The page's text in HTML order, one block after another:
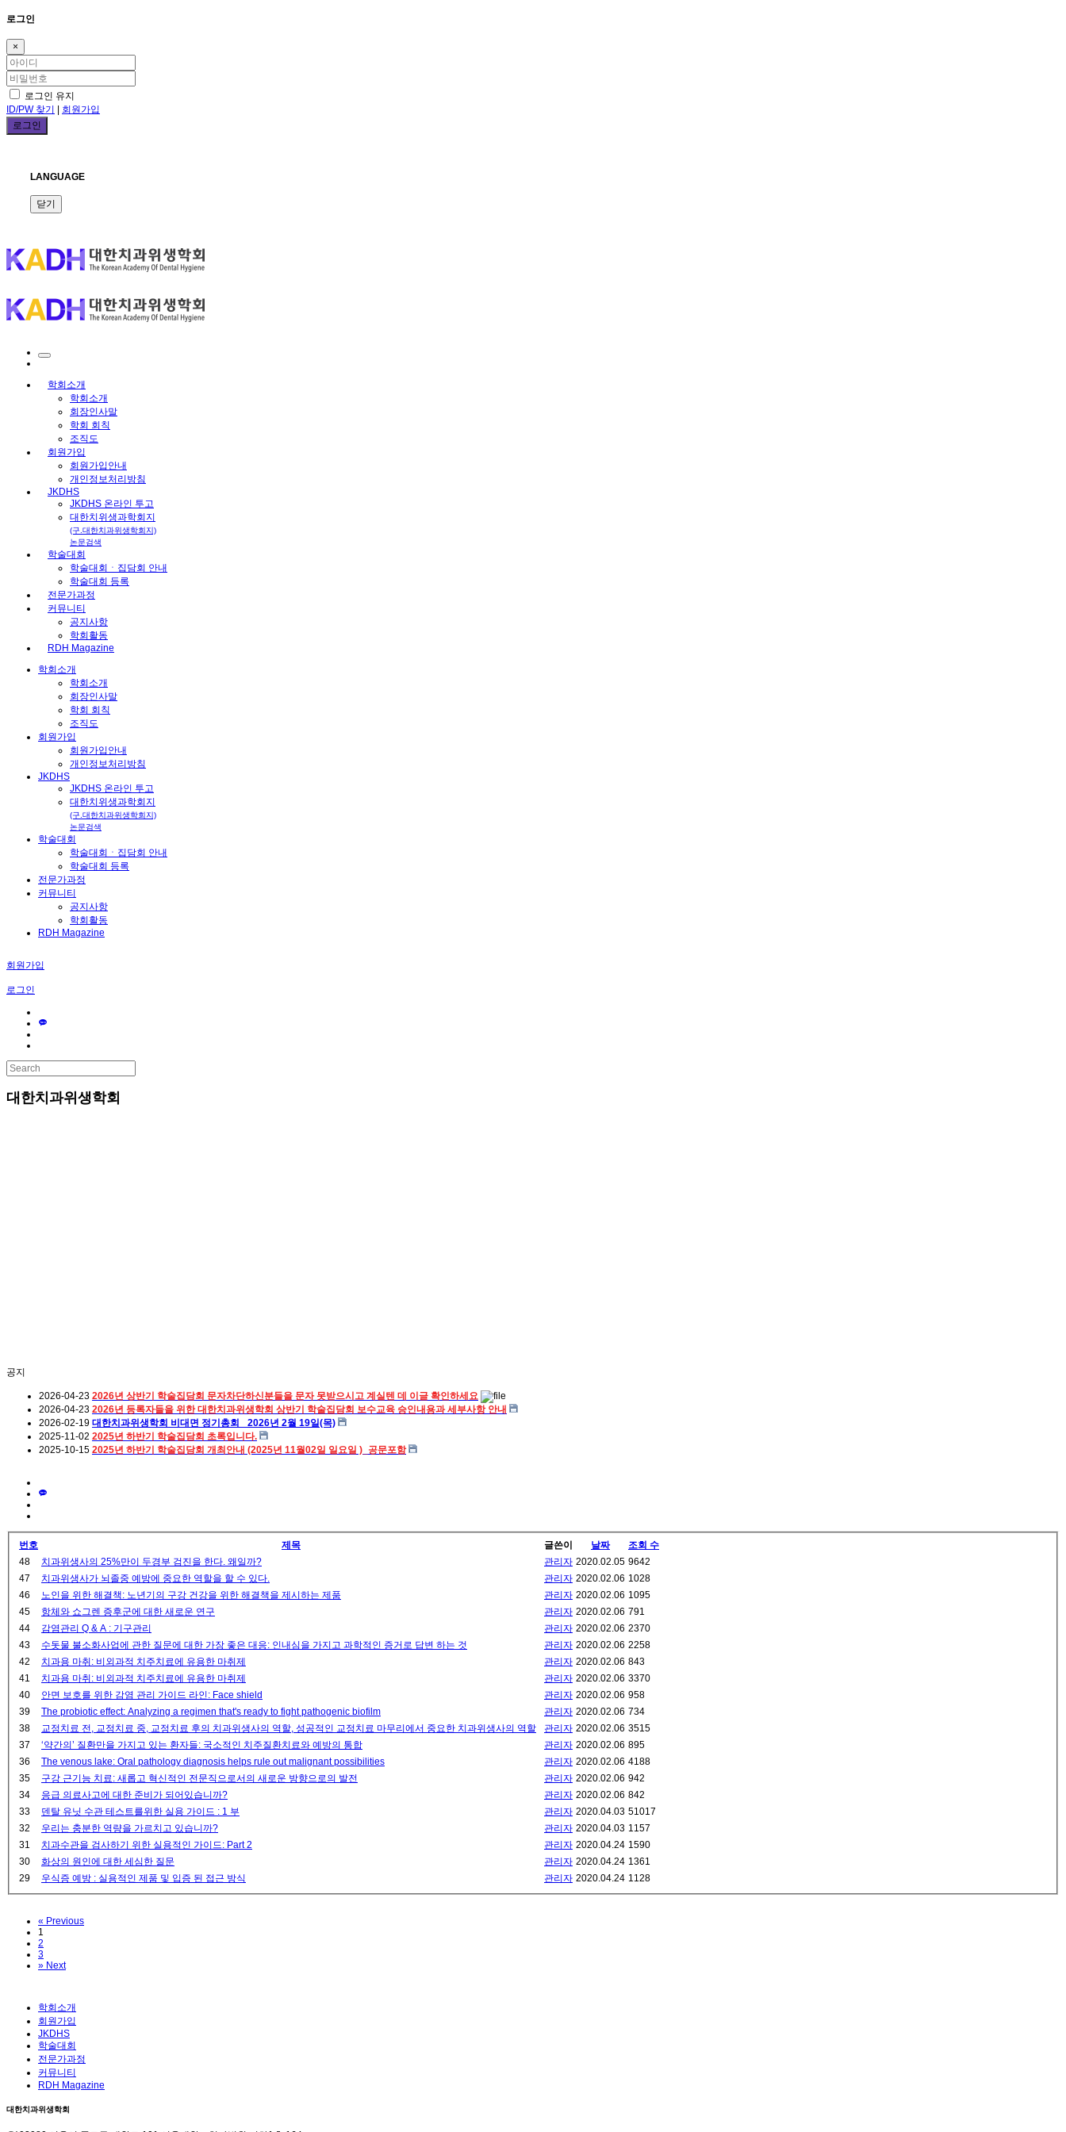
로그인
×
로그인 유지
ID/PW 찾기
회원가입
LANGUAGE
닫기
학회소개
학회소개
회장인사말
학회 회칙
조직도
회원가입
회원가입안내
개인정보처리방침
JKDHS
JKDHS 온라인 투고
대한치위생과학회지
(구.대한치과위생학회지)
논문검색
학술대회
학술대회ㆍ집담회 안내
학술대회 등록
전문가과정
커뮤니티
공지사항
학회활동
RDH Magazine
학회소개
학회소개
회장인사말
학회 회칙
조직도
회원가입
회원가입안내
개인정보처리방침
JKDHS
JKDHS 온라인 투고
대한치위생과학회지
(구.대한치과위생학회지)
논문검색
학술대회
학술대회ㆍ집담회 안내
학술대회 등록
전문가과정
커뮤니티
공지사항
학회활동
RDH Magazine
회원가입
로그인
대한치과위생학회
공지
2026-04-23 2026년 상반기 학술집담회 문자차단하신분들을 문자 못받으시고 계실텐 데 이글 확인하세요
2026-04-23 2026년 등록자들을 위한 대한치과위생학회 상반기 학술집담회 보수교육 승인내용과 세부사항 안내
2026-02-19 대한치과위생학회 비대면 정기총회_ 2026년 2월 19일(목)
2025-11-02 2025년 하반기 학술집담회 초록입니다.
2025-10-15 2025년 하반기 학술집담회 개최안내 (2025년 11월02일 일요일 )_공문포함
번호 제목 글쓴이 날짜
조회 수
48
치과위생사의 25%만이 두경부 검진을 한다. 왜일까? 관리자 2020.02.05 9642
47
치과위생사가 뇌졸중 예방에 중요한 역할을 할 수 있다. 관리자 2020.02.06 1028
46
노인을 위한 해결책: 노년기의 구강 건강을 위한 해결책을 제시하는 제품 관리자 2020.02.06 1095
45
항체와 쇼그렌 증후군에 대한 새로운 연구 관리자 2020.02.06 791
44
감염관리 Q & A : 기구관리 관리자 2020.02.06 2370
43
수돗물 불소화사업에 관한 질문에 대한 가장 좋은 대응: 인내심을 가지고 과학적인 증거로 답변 하는 것 관리자 2020.02.06 2258
42
치과용 마취: 비외과적 치주치료에 유용한 마취제 관리자 2020.02.06 843
41
치과용 마취: 비외과적 치주치료에 유용한 마취제 관리자 2020.02.06 3370
40
안면 보호를 위한 감염 관리 가이드 라인: Face shield 관리자 2020.02.06 958
39
The probiotic effect: Analyzing a regimen that's ready to fight pathogenic biofilm 관리자 2020.02.06 734
38
교정치료 전, 교정치료 중, 교정치료 후의 치과위생사의 역할, 성공적인 교정치료 마무리에서 중요한 치과위생사의 역할 관리자 2020.02.06 3515
37
‘약간의’ 질환만을 가지고 있는 환자들: 국소적인 치주질환치료와 예방의 통합 관리자 2020.02.06 895
36
The venous lake: Oral pathology diagnosis helps rule out malignant possibilities 관리자 2020.02.06 4188
35
구강 근기능 치료: 새롭고 혁신적인 전문직으로서의 새로운 방향으로의 발전 관리자 2020.02.06 942
34
응급 의료사고에 대한 준비가 되어있습니까? 관리자 2020.02.06 842
33
덴탈 유닛 수관 테스트를위한 실용 가이드 : 1 부 관리자 2020.04.03 51017
32
우리는 충분한 역량을 가르치고 있습니까? 관리자 2020.04.03 1157
31
치과수관을 검사하기 위한 실용적인 가이드: Part 2 관리자 2020.04.24 1590
30
화상의 원인에 대한 세심한 질문 관리자 2020.04.24 1361
29
우식증 예방 : 실용적인 제품 및 입증 된 접근 방식 관리자 2020.04.24 1128
« Previous
1
2
3
» Next
학회소개
회원가입
JKDHS
학술대회
전문가과정
커뮤니티
RDH Magazine
대한치과위생학회